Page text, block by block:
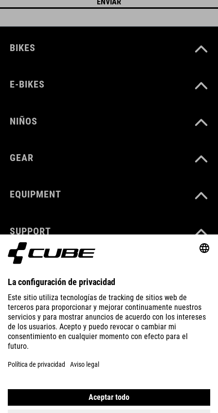
BIKES
E-BIKES
NIÑOS
GEAR
EQUIPMENT
SUPPORT
ABOUT US
EXPLORE